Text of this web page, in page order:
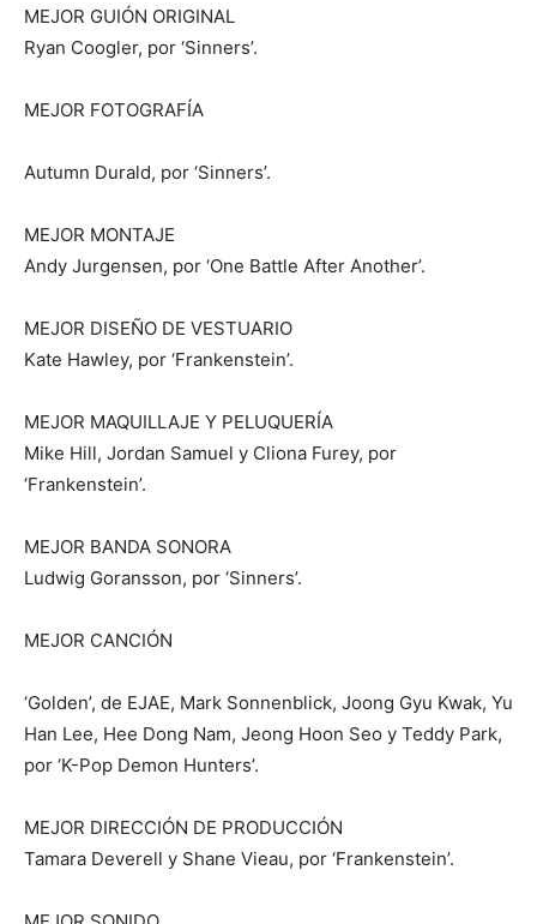
MEJOR GUIÓN ORIGINAL
Ryan Coogler, por ‘Sinners’.
MEJOR FOTOGRAFÍA
Autumn Durald, por ‘Sinners’.
MEJOR MONTAJE
Andy Jurgensen, por ‘One Battle After Another’.
MEJOR DISEÑO DE VESTUARIO
Kate Hawley, por ‘Frankenstein’.
MEJOR MAQUILLAJE Y PELUQUERÍA
Mike Hill, Jordan Samuel y Cliona Furey, por
‘Frankenstein’.
MEJOR BANDA SONORA
Ludwig Goransson, por ‘Sinners’.
MEJOR CANCIÓN
‘Golden’, de EJAE, Mark Sonnenblick, Joong Gyu Kwak, Yu
Han Lee, Hee Dong Nam, Jeong Hoon Seo y Teddy Park,
por ‘K-Pop Demon Hunters’.
MEJOR DIRECCIÓN DE PRODUCCIÓN
Tamara Deverell y Shane Vieau, por ‘Frankenstein’.